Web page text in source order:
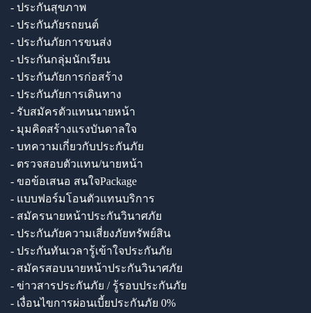
- ประกันสุขภาพ
- ประกันภัยรถยนต์
- ประกันภัยการขนส่ง
- ประกันกลุ่มนักเรียน
- ประกันภัยการก่อสร้าง
- ประกันภัยการเดินทาง
- รับสมัครตัวแทนนายหน้า
- มุมคิดสร้างแรงบันดาลใจ
- บทความเกี่ยวกับประกันภัย
- ตรวจสอบตัวแทน/นายหน้า
- ขอข้อเสนอ สนใจPackage
- แบบฟอร์มโอนตัวแทนบริการ
- สมัครนายหน้าประกันวินาศภัย
- ประกันภัยความเสี่ยงภัยทรัพย์สิน
- ประกันทันเวลารู้เข้าใจประกันภัย
- สมัครสอบนายหน้าประกันวินาศภัย
- ข่าวสารประกันภัย / รู้รอบประกันภัย
- เงื่อนไขการผ่อนเบี้ยประกันภัย 0%